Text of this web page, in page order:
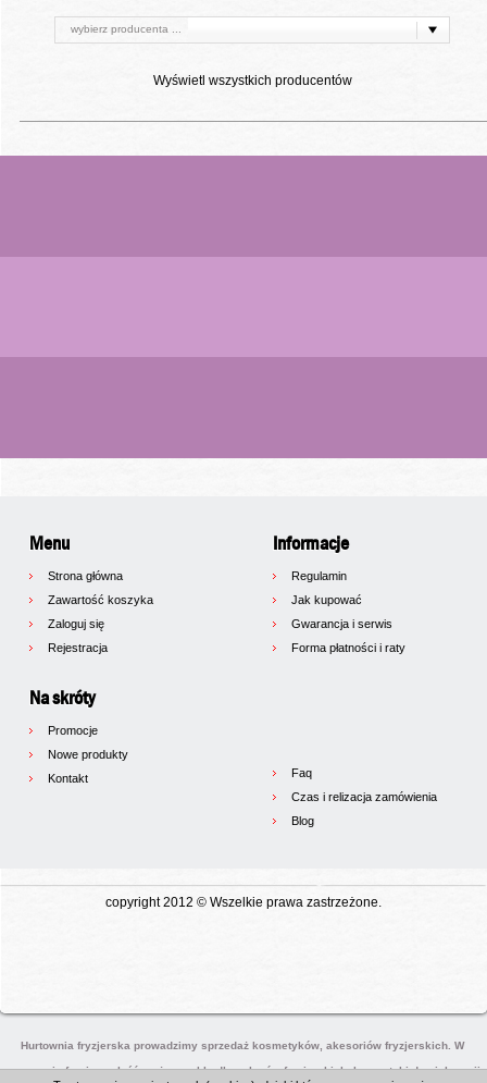
wybierz producenta ...
Wyświetl wszystkich producentów
Menu
Strona główna
Zawartość koszyka
Zaloguj się
Rejestracja
Na skróty
Promocje
Nowe produkty
Kontakt
Informacje
Regulamin
Jak kupować
Gwarancja i serwis
Forma płatności i raty
Faq
Czas i relizacja zamówienia
Blog
copyright 2012 © Wszelkie prawa zastrzeżone.
Hurtownia fryzjerska prowadzimy sprzedaż kosmetyków, akesoriów fryzjerskich. W
naszej ofercie znaleźć można meble dla salonów fryzjerskich, kosmetyki do pielęgnaji